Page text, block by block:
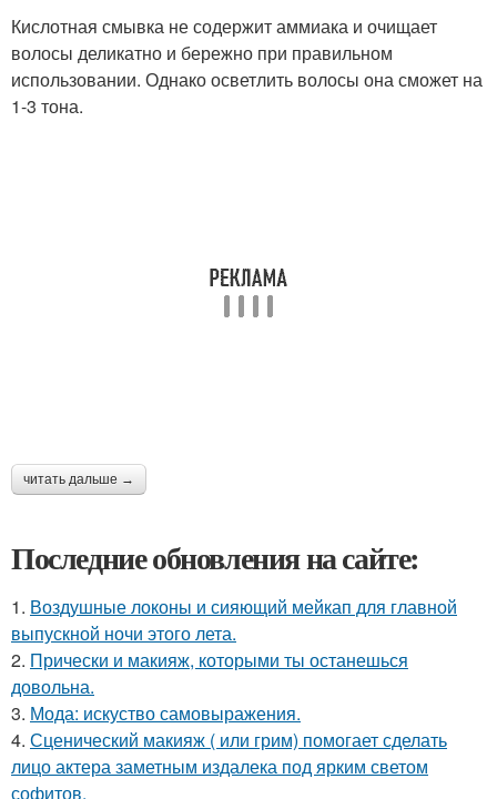
Кислотная смывка не содержит аммиака и очищает
волосы деликатно и бережно при правильном
использовании. Однако осветлить волосы она сможет на
1-3 тона.
читать дальше →
Последние обновления на сайте:
1. Воздушные локоны и сияющий мейкап для главной
выпускной ночи этого лета.
2. Прически и макияж, которыми ты останешься
довольна.
3. Мода: искуство самовыражения.
4. Сценический макияж ( или грим) помогает сделать
лицо актера заметным издалека под ярким светом
софитов.